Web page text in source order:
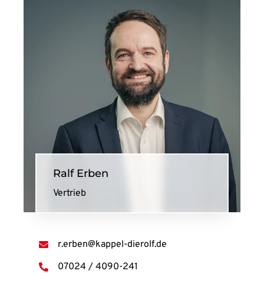
Ralf Erben
Vertrieb
r.erben@kappel-dierolf.de
07024 / 4090-241